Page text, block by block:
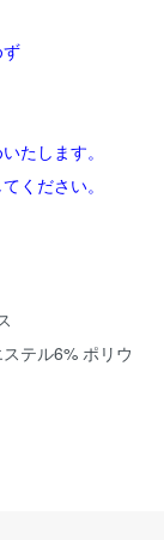
たします。
ください。
テル6% ポリウ